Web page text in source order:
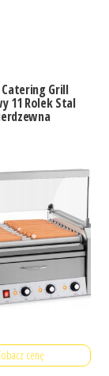
Catering Grill
11 Rolek Stal
cenę